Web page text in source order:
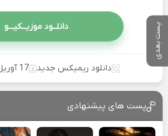
پست بعدی دانلــود موزیــکیـــو
دانلود ریمیکس جدید 17 آوریل 2024
پست های پیشنهادی